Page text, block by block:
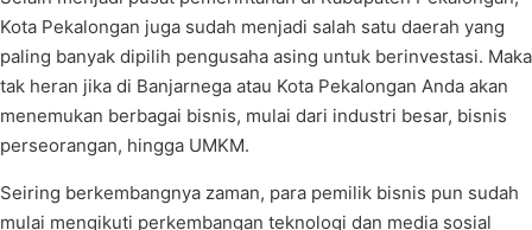
Kota Pekalongan juga sudah menjadi salah satu daerah yang
paling banyak dipilih pengusaha asing untuk berinvestasi. Maka
tak heran jika di Banjarnega atau Kota Pekalongan Anda akan
menemukan berbagai bisnis, mulai dari industri besar, bisnis
perseorangan, hingga UMKM.
Seiring berkembangnya zaman, para pemilik bisnis pun sudah
mulai mengikuti perkembangan teknologi dan media sosial